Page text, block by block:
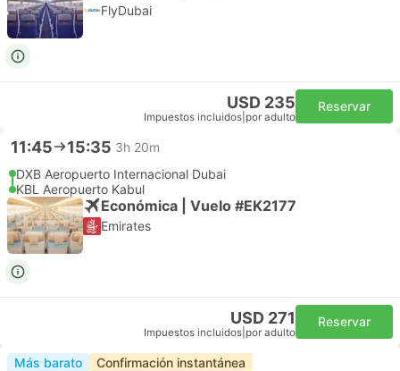
FlyDubai
USD 235
Impuestos incluidos por adulto
Reservar
11:45 15:35 3h 20m
DXB Aeropuerto Internacional Dubai
KBL Aeropuerto Kabul
Económica | Vuelo #EK2177
Emirates
USD 271
Impuestos incluidos por adulto
Reservar
Más barato Confirmación instantánea